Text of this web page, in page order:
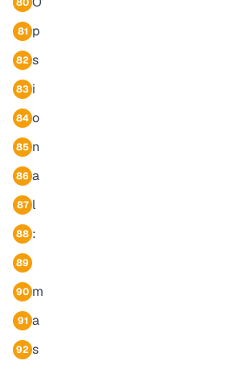
81 p
82 s
83 i
84 o
85 n
86 a
87 l
88 :
89
90 m
91 a
92 s